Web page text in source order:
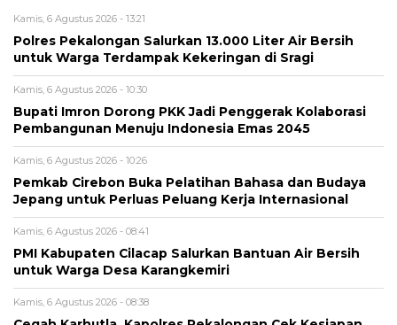
Kamis, 6 Agustus 2026 - 13:21
Polres Pekalongan Salurkan 13.000 Liter Air Bersih
untuk Warga Terdampak Kekeringan di Sragi
Kamis, 6 Agustus 2026 - 10:30
Bupati Imron Dorong PKK Jadi Penggerak Kolaborasi
Pembangunan Menuju Indonesia Emas 2045
Kamis, 6 Agustus 2026 - 10:26
Pemkab Cirebon Buka Pelatihan Bahasa dan Budaya
Jepang untuk Perluas Peluang Kerja Internasional
Kamis, 6 Agustus 2026 - 08:41
PMI Kabupaten Cilacap Salurkan Bantuan Air Bersih
untuk Warga Desa Karangkemiri
Kamis, 6 Agustus 2026 - 08:38